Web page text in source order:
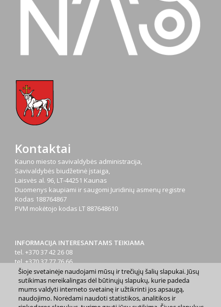
Kontaktai
Kauno miesto savivaldybės administracija,
Savivaldybės biudžetinė įstaiga,
Laisvės al. 96, LT-44251 Kaunas
Duomenys kaupiami ir saugomi Juridinių asmenų registre
Kodas 188764867
PVM mokėtojo kodas LT 887648610
INFORMACIJA INTERESANTAMS TEIKIAMA
tel. +370 37 42 26 08
tel. +370 37 77 76 66
tel. +370 660 07000
el. p.info@kaunas.lt
Šioje svetainėje naudojami mūsų ir trečiųjų šalių slapukai. Jūsų
sutikimas nereikalingas dėl būtinųjų slapukų, kurie padeda
mums valdyti interneto svetainę ir užtikrinti jos apsaugą,
naudojimo. Norėdami naudoti statistikos, analitikos ir